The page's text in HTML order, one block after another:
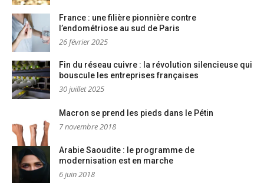
France : une filière pionnière contre
l’endométriose au sud de Paris
26 février 2025
Fin du réseau cuivre : la révolution silencieuse qui
bouscule les entreprises françaises
30 juillet 2025
Macron se prend les pieds dans le Pétin
7 novembre 2018
Arabie Saoudite : le programme de
modernisation est en marche
6 juin 2018